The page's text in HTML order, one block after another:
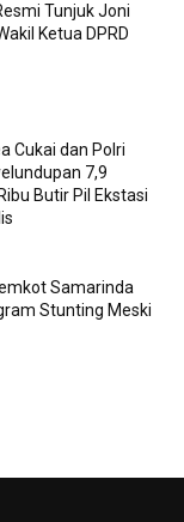
Tunjuk Joni
Ketua DPRD
Cukai dan Polri
7,9
Butir Pil Ekstasi
Samarinda
Stunting Meski